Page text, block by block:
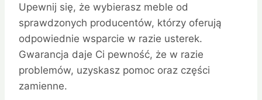
Upewnij się, że wybierasz meble od
sprawdzonych producentów, którzy oferują
odpowiednie wsparcie w razie usterek.
Gwarancja daje Ci pewność, że w razie
problemów, uzyskasz pomoc oraz części
zamienne.